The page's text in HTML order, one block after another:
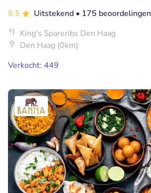
8.5
Uitstekend • 175 beoordelingen
King's Spareribs Den Haag
Den Haag (0km)
Verkocht: 449